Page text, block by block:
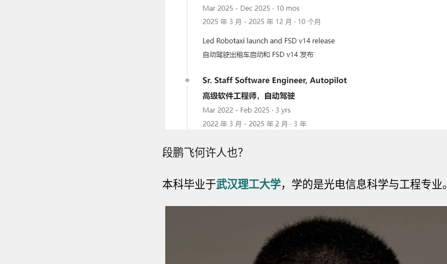
段鹏飞何许人也？
本科毕业于武汉理工大学，学的是光电信息科学与工程专业。